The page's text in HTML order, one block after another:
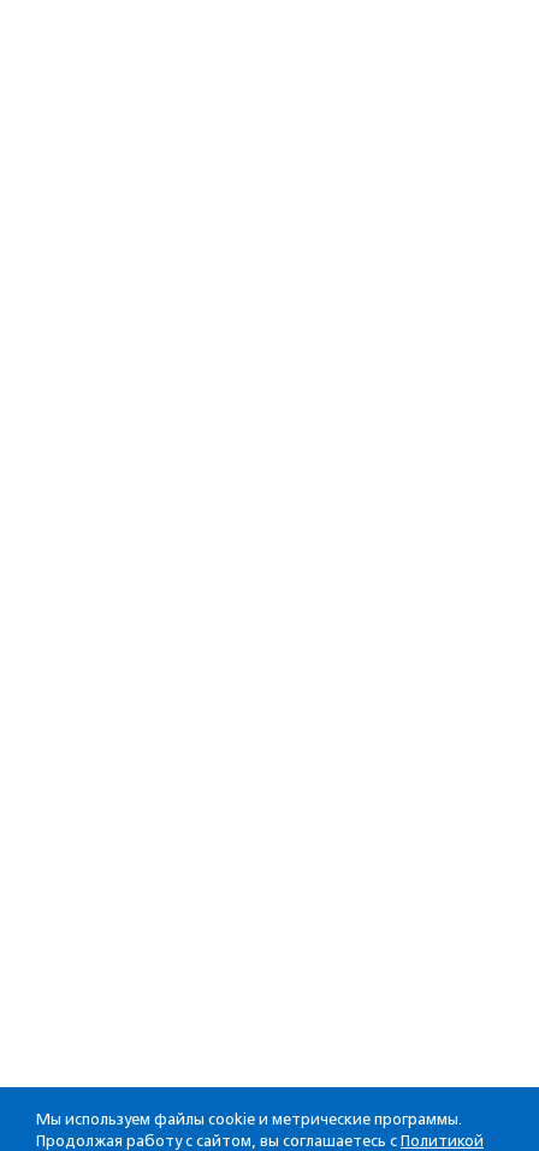
Мы используем файлы cookie и метрические программы.
Продолжая работу с сайтом, вы соглашаетесь с Политикой